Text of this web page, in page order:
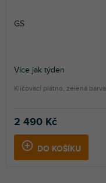
GS
Více jak týden
2 490 Kč
DO KOŠÍKU
Klíčovací plátno, zelená barva.